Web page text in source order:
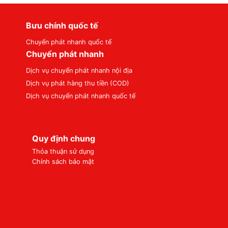
Bưu chính quốc tế
Chuyển phát nhanh quốc tế
Chuyển phát nhanh
Dịch vụ chuyển phát nhanh nội địa
Dịch vụ phát hàng thu tiền (COD)
Dịch vụ chuyển phát nhanh quốc tế
Quy định chung
Thỏa thuận sử dụng
Chính sách bảo mật